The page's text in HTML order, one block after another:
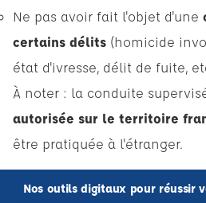
Ne pas avoir fait l'objet d'une
certains délits (homicide
état d'ivresse, délit de fuite,
À noter : la conduite
autorisée sur le territoire
être pratiquée à l'étranger.
Nos outils digitaux pour réussir